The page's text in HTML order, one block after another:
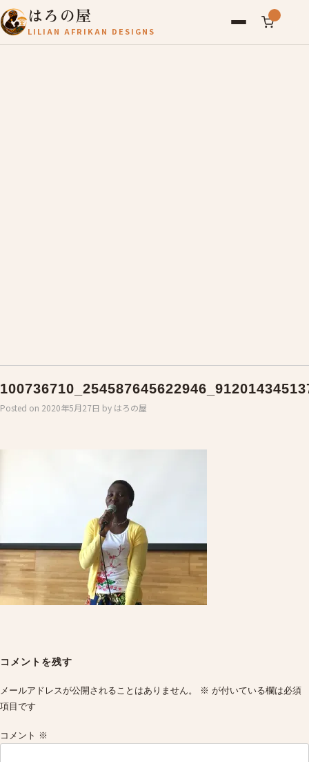
はろの屋
LILIAN AFRIKAN DESIGNS
Posted on 2020年5月27日 by はろの屋
navigation
コメントを残す
メールアドレスが公開されることはありません。 ※ が付いている欄は必須
項目です
コメント ※